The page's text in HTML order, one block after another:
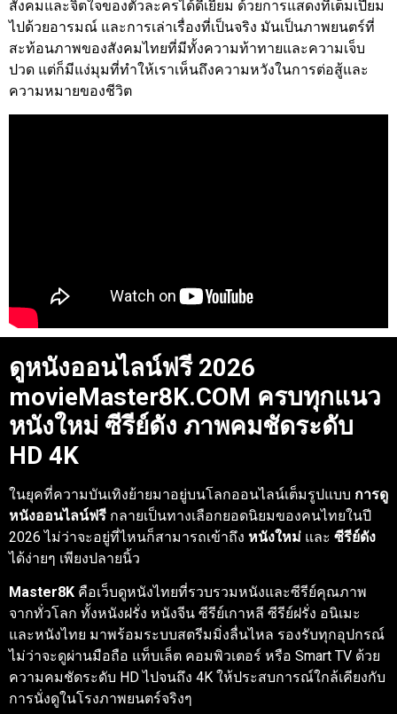
สังคมและจิตใจของตัวละครได้ดีเยี่ยม ด้วยการแสดงที่เต็มเปี่ยม
ไปด้วยอารมณ์ และการเล่าเรื่องที่เป็นจริง มันเป็นภาพยนตร์ที่
สะท้อนภาพของสังคมไทยที่มีทั้งความท้าทายและความเจ็บ
ปวด แต่ก็มีแง่มุมที่ทำให้เราเห็นถึงความหวังในการต่อสู้และ
ความหมายของชีวิต
ดูหนังออนไลน์ฟรี 2026
movieMaster8K.COM ครบทุกแนว
หนังใหม่ ซีรีย์ดัง ภาพคมชัดระดับ
HD 4K
ในยุคที่ความบันเทิงย้ายมาอยู่บนโลกออนไลน์เต็มรูปแบบ การดู
หนังออนไลน์ฟรี กลายเป็นทางเลือกยอดนิยมของคนไทยในปี
2026 ไม่ว่าจะอยู่ที่ไหนก็สามารถเข้าถึง หนังใหม่ และ ซีรีย์ดัง
ได้ง่ายๆ เพียงปลายนิ้ว
Master8K คือเว็บดูหนังไทยที่รวบรวมหนังและซีรีย์คุณภาพ
จากทั่วโลก ทั้งหนังฝรั่ง หนังจีน ซีรีย์เกาหลี ซีรีย์ฝรั่ง อนิเมะ
และหนังไทย มาพร้อมระบบสตรีมมิ่งลื่นไหล รองรับทุกอุปกรณ์
ไม่ว่าจะดูผ่านมือถือ แท็บเล็ต คอมพิวเตอร์ หรือ Smart TV ด้วย
ความคมชัดระดับ HD ไปจนถึง 4K ให้ประสบการณ์ใกล้เคียงกับ
การนั่งดูในโรงภาพยนตร์จริงๆ